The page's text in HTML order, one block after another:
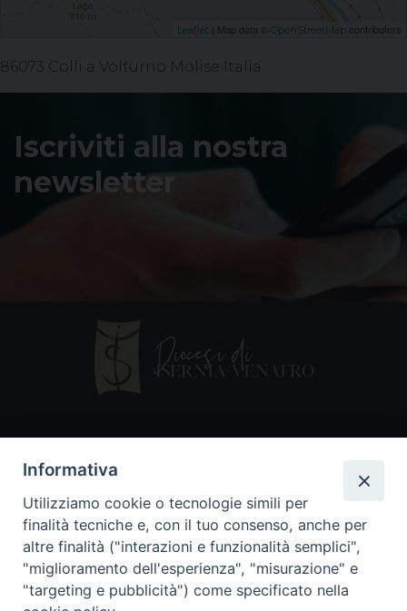
Leaflet | Map data © OpenStreetMap contributors
86073 Colli a Volturno Molise Italia
Iscriviti alla nostra
newsletter
86170 Isernia
086550849
segreteria@diocesiiserniavenafro.it
I nostri social
Informativa
Utilizziamo cookie o tecnologie simili per
finalità tecniche e, con il tuo consenso, anche per
altre finalità ("interazioni e funzionalità semplici",
"miglioramento dell'esperienza", "misurazione" e
"targeting e pubblicità") come specificato nella